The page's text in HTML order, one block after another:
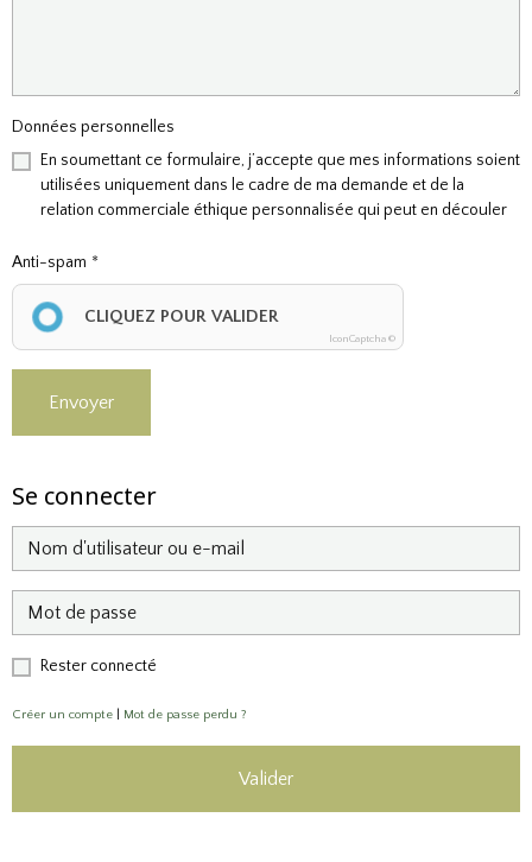
Données personnelles
En soumettant ce formulaire, j’accepte que mes informations soient
utilisées uniquement dans le cadre de ma demande et de la
relation commerciale éthique personnalisée qui peut en découler
Anti-spam
CLIQUEZ POUR VALIDER
IconCaptcha ©
Envoyer
Se connecter
Rester connecté
Créer un compte Mot de passe perdu ?
Valider